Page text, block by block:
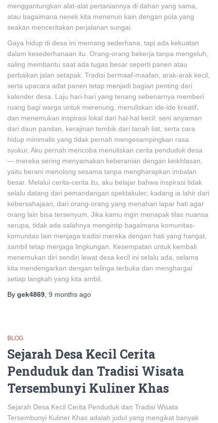
menggantungkan alat-alat pertaniannya di dahan yang sama,
atau bagaimana nenek kita menenun kain dengan pola yang
seakan menceritakan perjalanan sungai.
Gaya hidup di desa ini memang sederhana, tapi ada kekuatan
dalam kesederhanaan itu. Orang-orang bekerja tanpa mengeluh,
saling membantu saat ada tugas besar seperti panen atau
perbaikan jalan setapak. Tradisi bermaaf-maafan, arak-arak kecil,
serta upacara adat panen tetap menjadi bagian penting dari
kalender desa. Laju hari-hari yang tenang sebenarnya memberi
ruang bagi warga untuk merenung, menuliskan ide-ide kreatif,
dan menemukan inspirasi lokal dari hal-hal kecil: seni anyaman
dari daun pandan, kerajinan tembik dari tanah liat, serta cara
hidup minimalis yang tidak pernah mengesampingkan rasa
syukur. Aku pernah mencoba menuliskan cerita penduduk desa
— mereka sering menyamakan keberanian dengan keikhlasan,
yaitu berani menolong sesama tanpa mengharapkan imbalan
besar. Melalui cerita-cerita itu, aku belajar bahwa inspirasi tidak
selalu datang dari pemandangan spektakuler; kadang ia lahir dari
kebersahajaan, dari orang-orang yang menahan lapar hati agar
orang lain bisa tersenyum. Jika kamu ingin menapak tilas nuansa
serupa, tidak ada salahnya mengintip bagaimana komunitas-
komunitas lain menjaga tradisi mereka dengan hati yang hangat,
sambil tetap menjaga lingkungan. Kesempatan untuk kembali
menemukan diri sendiri lewat desa kecil ini selalu ada, selama
kita mendengarkan dengan telinga terbuka dan menghargai
setiap langkah yang kita ambil.
By gek4869 9 months ago
BLOG
Sejarah Desa Kecil Cerita
Penduduk dan Tradisi Wisata
Tersembunyi Kuliner Khas
Sejarah Desa Kecil Cerita Penduduk dan Tradisi Wisata
Tersembunyi Kuliner Khas adalah judul yang mengikat banyak